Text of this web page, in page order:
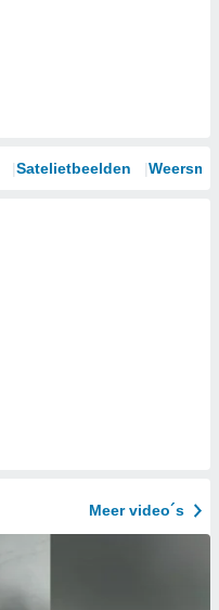
Satelietbeelden
Meer video´s